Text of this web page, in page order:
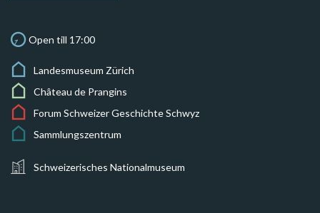
Open till 17:00
Landesmuseum Zürich
Château de Prangins
Forum Schweizer Geschichte Schwyz
Sammlungszentrum
Schweizerisches Nationalmuseum